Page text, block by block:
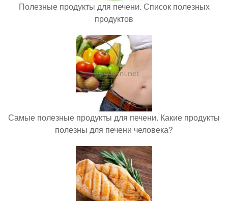
Полезные продукты для печени. Список полезных
продуктов
Самые полезные продукты для печени. Какие продукты
полезны для печени человека?